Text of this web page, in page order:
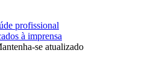
profissional
à imprensa
se atualizado